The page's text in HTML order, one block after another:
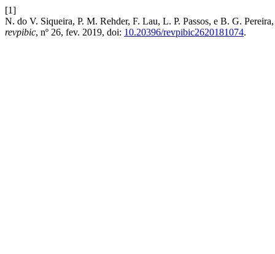
[1]
N. do V. Siqueira, P. M. Rehder, F. Lau, L. P. Passos, e B. G.
revpibic, nº 26, fev. 2019, doi: 10.20396/revpibic2620181074.